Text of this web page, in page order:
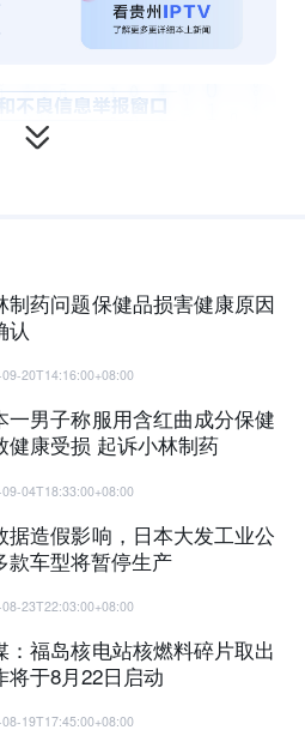
制药问题保健品损害健康原因
认
20T14:16:00+08:00
一男子称服用含红曲成分保健
健康受损 起诉小林制药
04T18:33:00+08:00
据造假影响，日本大发工业公
款车型将暂停生产
23T22:03:00+08:00
：福岛核电站核燃料碎片取出
将于8月22日启动
19T17:45:00+08:00